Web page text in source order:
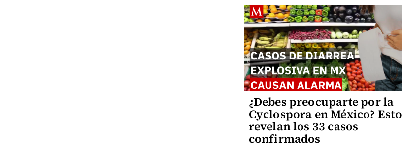
¿Debes preocuparte por la
Cyclospora en México? Esto
revelan los 33 casos
confirmados